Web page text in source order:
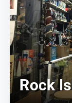
Rock